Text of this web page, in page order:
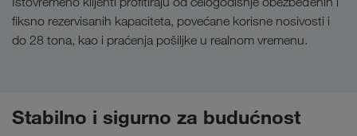
fiksno rezervisanih kapaciteta, povećane korisne nosivosti i
do 28 tona, kao i praćenja pošiljke u realnom vremenu.
Stabilno i sigurno za budućnost